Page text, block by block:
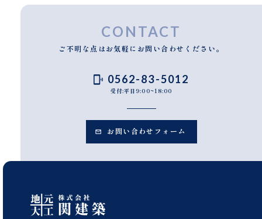
CONTACT
ご不明な点はお気軽にお問い合わせください。
0562-83-5012
受付:平日9:00~18:00
お問い合わせフォーム